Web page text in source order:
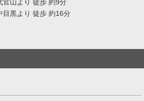
官山より 徒歩 約9分
目黒より 徒歩 約16分